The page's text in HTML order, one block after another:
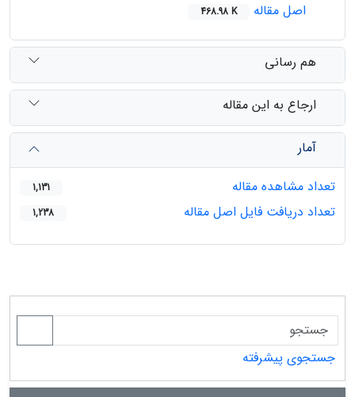
اصل مقاله
468.98 K
هم رسانی
ارجاع به این مقاله
آمار
تعداد مشاهده مقاله
1,131
تعداد دریافت فایل اصل مقاله 1,238
جستجوی پیشرفته